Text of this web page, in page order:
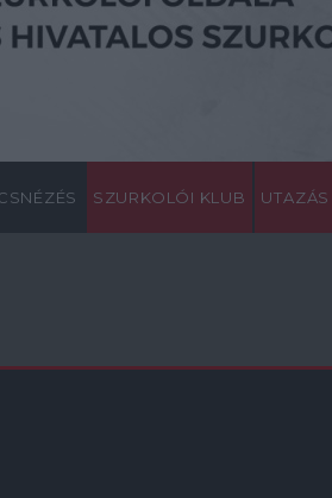
SZURKOLÓI KLUB UTAZÁS